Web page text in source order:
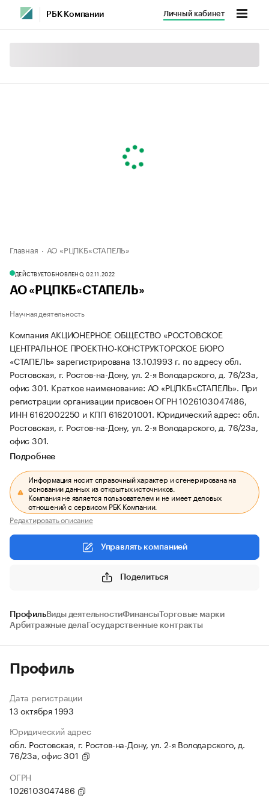
РБК Компании Личный кабинет
Главная АО «РЦПКБ«СТАПЕЛЬ»
ДЕЙСТВУЕТОБНОВЛЕНО, 02.11.2022
АО «РЦПКБ«СТАПЕЛЬ»
Научная деятельность
Компания АКЦИОНЕРНОЕ ОБЩЕСТВО «РОСТОВСКОЕ
ЦЕНТРАЛЬНОЕ ПРОЕКТНО-КОНСТРУКТОРСКОЕ БЮРО
«СТАПЕЛЬ» зарегистрирована 13.10.1993 г. по адресу обл.
Ростовская, г. Ростов-на-Дону, ул. 2-я Володарского, д. 76/23а,
офис 301. Краткое наименование: АО «РЦПКБ«СТАПЕЛЬ». При
регистрации организации присвоен ОГРН 1026103047486,
ИНН 6162002250 и КПП 616201001. Юридический адрес: обл.
Ростовская, г. Ростов-на-Дону, ул. 2-я Володарского, д. 76/23а,
офис 301.
Подробнее
Информация носит справочный характер и сгенерирована на
основании данных из открытых источников.
Компания не является пользователем и не имеет деловых
отношений с сервисом РБК Компании.
Редактировать описание
Управлять компанией
Поделиться
ПрофильВиды деятельностиФинансыТорговые марки
Арбитражные дела Государственные контракты
Профиль
Дата регистрации
13 октября 1993
Юридический адрес
обл. Ростовская, г. Ростов-на-Дону, ул. 2-я Володарского, д.
76/23а, офис 301
ОГРН
1026103047486